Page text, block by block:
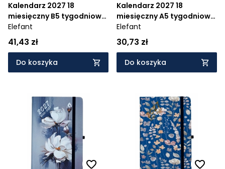
Kalendarz 2027 18
miesięczny B5 tygodniowy
Hip Hop - czarny
Elefant
41,43 zł
Do koszyka
Kalendarz 2027 18
miesięczny A5 tygodniowy
Hip Hop - turkusowy
Elefant
30,73 zł
Do koszyka